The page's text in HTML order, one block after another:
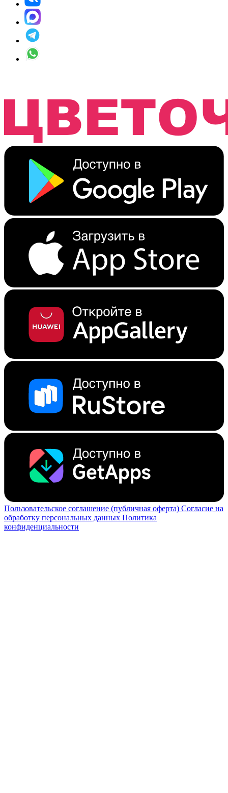
Пользовательское соглашение (публичная оферта) Согласие на
обработку персональных данных Политика
конфиденциальности